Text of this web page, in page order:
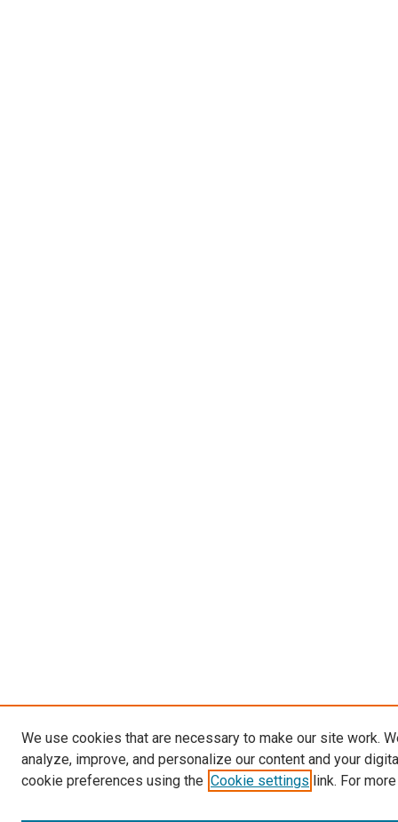
We use cookies that are necessary to make our site work.
analyze, improve, and personalize our content and your
cookie preferences using the Cookie settings link. For